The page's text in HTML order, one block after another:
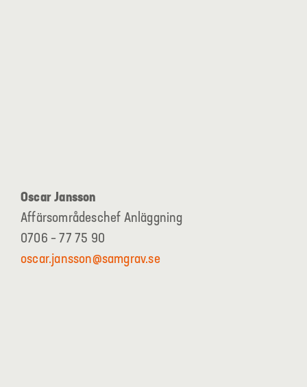
Oscar Jansson
Affärsområdeschef Anläggning
0706 – 77 75 90
oscar.jansson@samgrav.se